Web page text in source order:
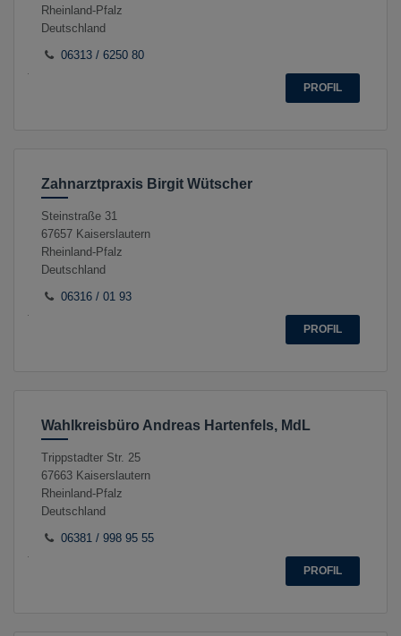
Rheinland-Pfalz
Deutschland
06313 / 6250 80
PROFIL
Zahnarztpraxis Birgit Wütscher
Steinstraße 31
67657 Kaiserslautern
Rheinland-Pfalz
Deutschland
06316 / 01 93
PROFIL
Wahlkreisbüro Andreas Hartenfels, MdL
Trippstadter Str. 25
67663 Kaiserslautern
Rheinland-Pfalz
Deutschland
06381 / 998 95 55
PROFIL